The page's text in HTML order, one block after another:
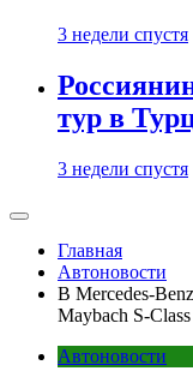
3 недели спустя
тур в
3 недели спустя
Главная
Автоновости
В Mercedes-
Maybach S-
Автоновости